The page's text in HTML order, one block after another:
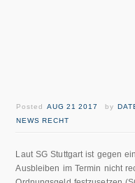
PostedAUG 21 2017 by
NEWS RECHT
Laut SG Stuttgart ist gegen
Ausbleiben im Termin nicht